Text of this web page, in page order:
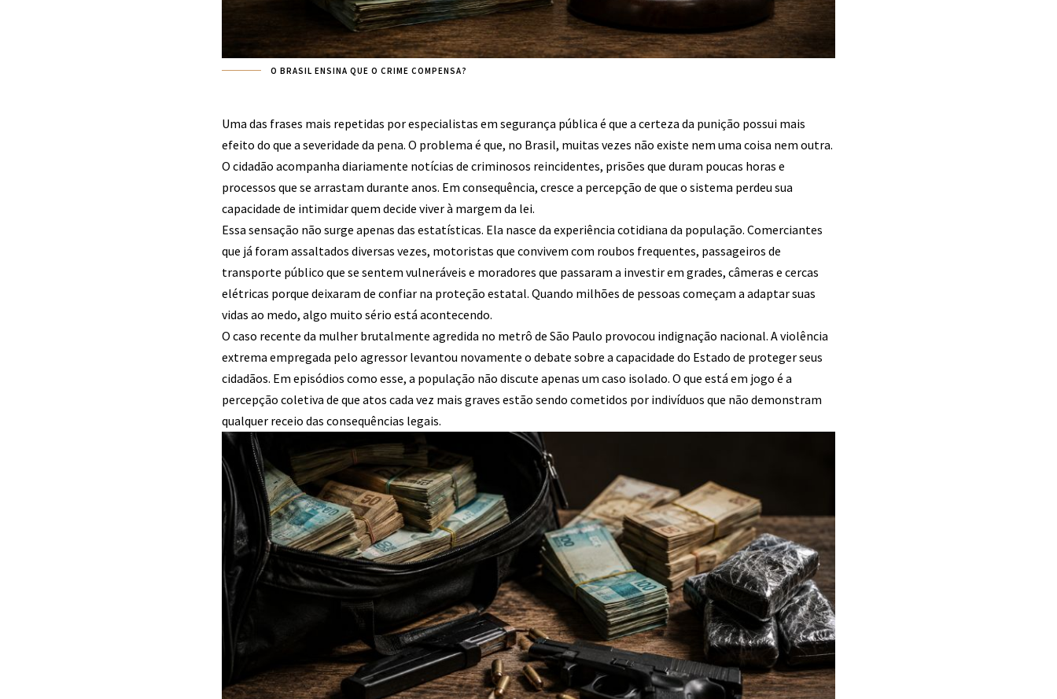
O BRASIL ENSINA QUE O CRIME COMPENSA?
Uma das frases mais repetidas por especialistas em segurança pública é que a certeza da punição possui mais
efeito do que a severidade da pena. O problema é que, no Brasil, muitas vezes não existe nem uma coisa nem outra.
O cidadão acompanha diariamente notícias de criminosos reincidentes, prisões que duram poucas horas e
processos que se arrastam durante anos. Em consequência, cresce a percepção de que o sistema perdeu sua
capacidade de intimidar quem decide viver à margem da lei.
Essa sensação não surge apenas das estatísticas. Ela nasce da experiência cotidiana da população. Comerciantes
que já foram assaltados diversas vezes, motoristas que convivem com roubos frequentes, passageiros de
transporte público que se sentem vulneráveis e moradores que passaram a investir em grades, câmeras e cercas
elétricas porque deixaram de confiar na proteção estatal. Quando milhões de pessoas começam a adaptar suas
vidas ao medo, algo muito sério está acontecendo.
O caso recente da mulher brutalmente agredida no metrô de São Paulo provocou indignação nacional. A violência
extrema empregada pelo agressor levantou novamente o debate sobre a capacidade do Estado de proteger seus
cidadãos. Em episódios como esse, a população não discute apenas um caso isolado. O que está em jogo é a
percepção coletiva de que atos cada vez mais graves estão sendo cometidos por indivíduos que não demonstram
qualquer receio das consequências legais.